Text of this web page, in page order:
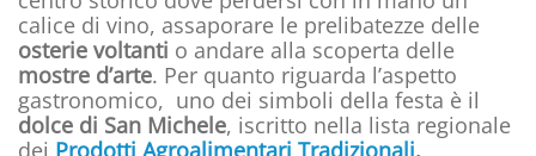
calice di vino, assaporare le prelibatezze delle
osterie voltanti o andare alla scoperta delle
mostre d’arte. Per quanto riguarda l’aspetto
gastronomico, uno dei simboli della festa è il
dolce di San Michele, iscritto nella lista regionale
dei Prodotti Agroalimentari Tradizionali.